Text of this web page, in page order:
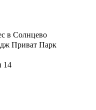
в Солнцево
Приват Парк
14